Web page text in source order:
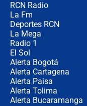
RCN Radio
La Fm
Deportes RCN
La Mega
Radio 1
El Sol
Alerta Bogotá
Alerta Cartagena
Alerta Paisa
Alerta Tolima
Alerta Bucaramanga